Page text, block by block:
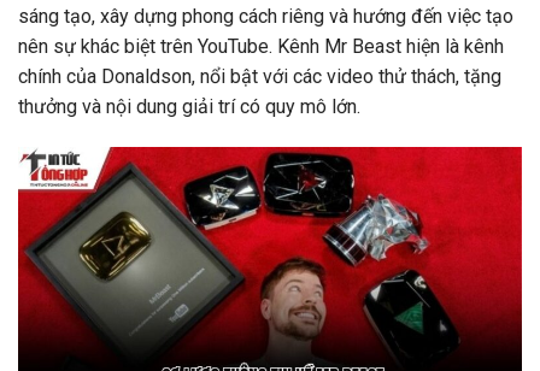
sáng tạo, xây dựng phong cách riêng và hướng đến việc tạo
nên sự khác biệt trên YouTube. Kênh Mr Beast hiện là kênh
chính của Donaldson, nổi bật với các video thử thách, tặng
thưởng và nội dung giải trí có quy mô lớn.